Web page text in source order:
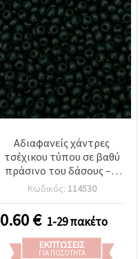
Αδιαφανείς χάντρες
τσέχικου τύπου σε βαθύ
πράσινο του δάσους – 2
mm, 15 g (~2050 τεμ.),
ιδανικές για χειροποίητα
κοσμήματα, γιορτινά
μοτίβα & μοναδικές DIY
δημιουργίες
Κωδικός: 114530
0.60€ 1-29 πακέτο
ΕΚΠΤΏΣΕΙΣ
ΓΙΑ ΠΟΣΌΤΗΤΑ